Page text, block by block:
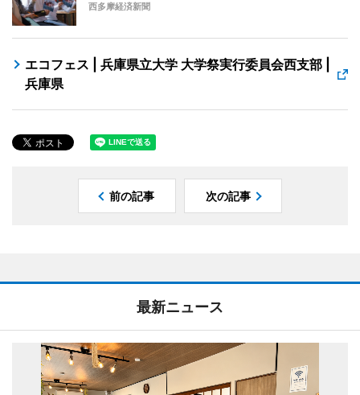
西多摩経済新聞
エコフェス | 兵庫県立大学 大学祭実行委員会西支部 |
兵庫県
前の記事 次の記事
最新ニュース